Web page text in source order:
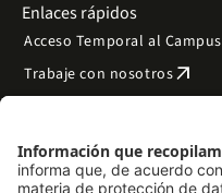
Enlaces rápidos
Acceso Temporal al Campus
Trabaje con nosotrosarrow_outward
Preguntas frecuentes
Filantropía y donacionesarrow_outward